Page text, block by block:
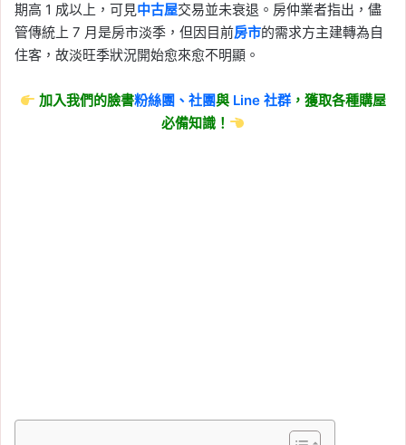
期高 1 成以上，可見中古屋交易並未衰退。房仲業者指出，儘
管傳統上 7 月是房市淡季，但因目前房市的需求方主建轉為自
住客，故淡旺季狀況開始愈來愈不明顯。
加入我們的臉書粉絲團、社團與 Line社群 ，獲取各種購屋
必備知識！